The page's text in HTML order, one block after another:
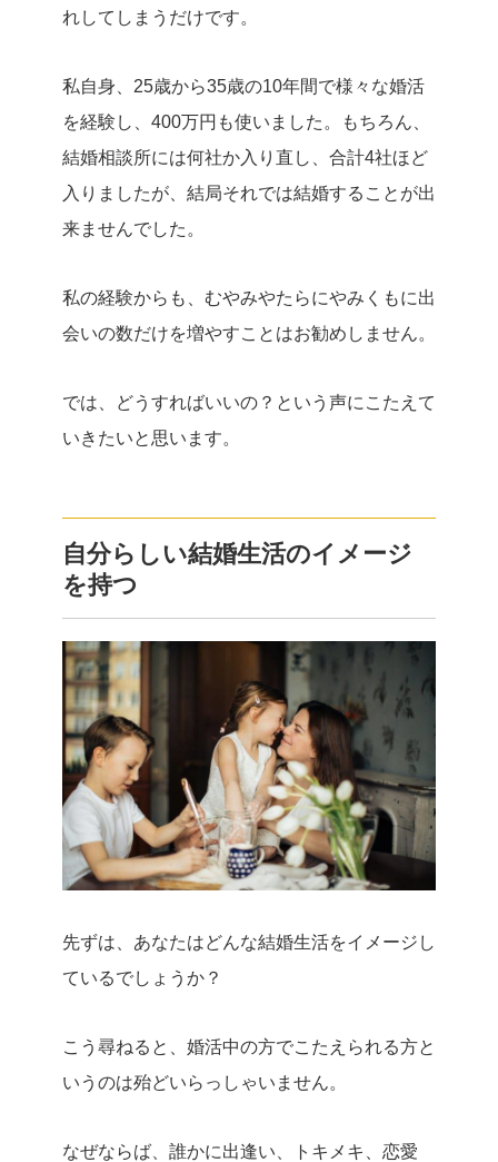
れしてしまうだけです。
私自身、25歳から35歳の10年間で様々な婚活
を経験し、400万円も使いました。もちろん、
結婚相談所には何社か入り直し、合計4社ほど
入りましたが、結局それでは結婚することが出
来ませんでした。
私の経験からも、むやみやたらにやみくもに出
会いの数だけを増やすことはお勧めしません。
では、どうすればいいの？ という声にこたえて
いきたいと思います。
自分らしい結婚生活のイメージ
を持つ
先ずは、あなたはどんな結婚生活をイメージし
ているでしょうか？
こう尋ねると、婚活中の方でこたえられる方と
いうのは殆どいらっしゃいません。
なぜならば、誰かに出逢い、トキメキ、恋愛